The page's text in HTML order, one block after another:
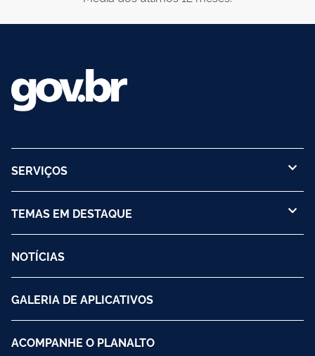
SERVIÇOS
TEMAS EM DESTAQUE
NOTÍCIAS
GALERIA DE APLICATIVOS
ACOMPANHE O PLANALTO